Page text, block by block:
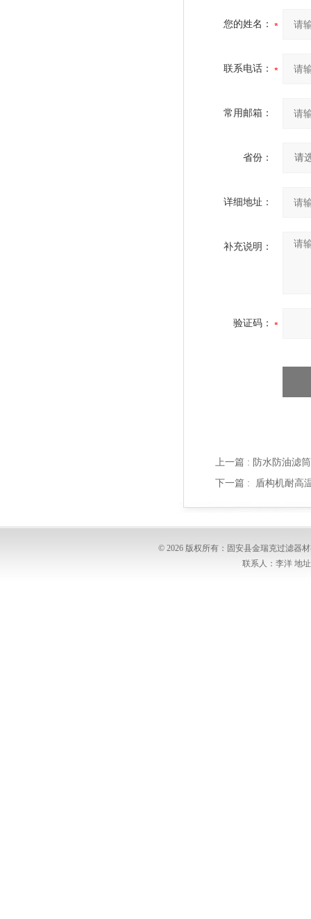
您的姓名：
联系电话：
常用邮箱：
省份：
详细地址：
补充说明：
验证码：
上一篇 : 防水防油滤
下一篇 : 盾构机耐高
© 2026 版权所有：固安县金瑞克过滤器
联系人：李洋 地